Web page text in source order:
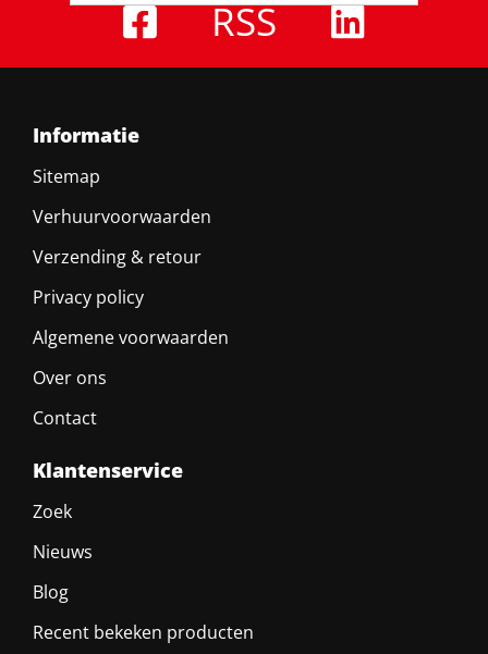
RSS
Informatie
Sitemap
Verhuurvoorwaarden
Verzending & retour
Privacy policy
Algemene voorwaarden
Over ons
Contact
Klantenservice
Zoek
Nieuws
Blog
Recent bekeken producten